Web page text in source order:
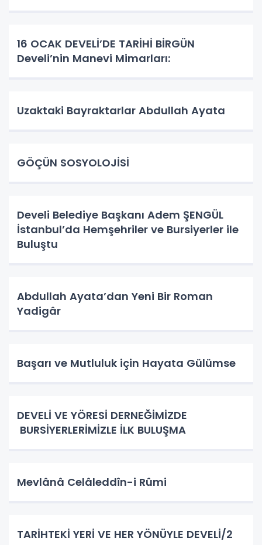
16 OCAK DEVELİ’DE TARİHİ BİRGÜN
Develi’nin Manevi Mimarları:
Uzaktaki Bayraktarlar Abdullah Ayata
GÖÇÜN SOSYOLOJİSİ
Develi Belediye Başkanı Adem ŞENGÜL
İstanbul’da Hemşehriler ve Bursiyerler ile
Buluştu
Abdullah Ayata’dan Yeni Bir Roman
Yadigâr
Başarı ve Mutluluk için Hayata Gülümse
DEVELİ VE YÖRESİ DERNEĞİMİZDE
BURSİYERLERİMİZLE İLK BULUŞMA
Mevlânâ Celâleddîn-i Rûmi
TARİHTEKİ YERİ VE HER YÖNÜYLE DEVELİ/2